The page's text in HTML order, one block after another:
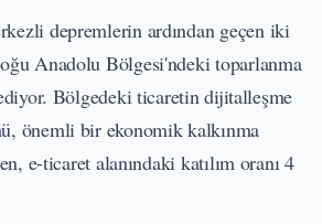
depremlerin ardından geçen iki
Anadolu Bölgesi'ndeki toparlanma
Bölgedeki ticaretin dijitalleşme
önemli bir ekonomik kalkınma
e-ticaret alanındaki katılım oranı 4